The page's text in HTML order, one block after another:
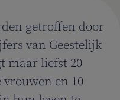
getroffen door
van Geestelijk
maar liefst 20
en 10